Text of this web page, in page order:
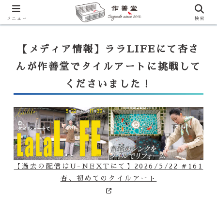
【ララLIFE】特注カウンター付シンク（40万円～）のお問合せはこ
一番下のフォームにご記入ください
【メディア情報】ララLIFEにて杏さ
んが作善堂でタイルアートに挑戦して
くださいました！
【過去の配信はU-NEXTにて】2026/5/22 #161
杏、初めてのタイルアート
メニュー 検索